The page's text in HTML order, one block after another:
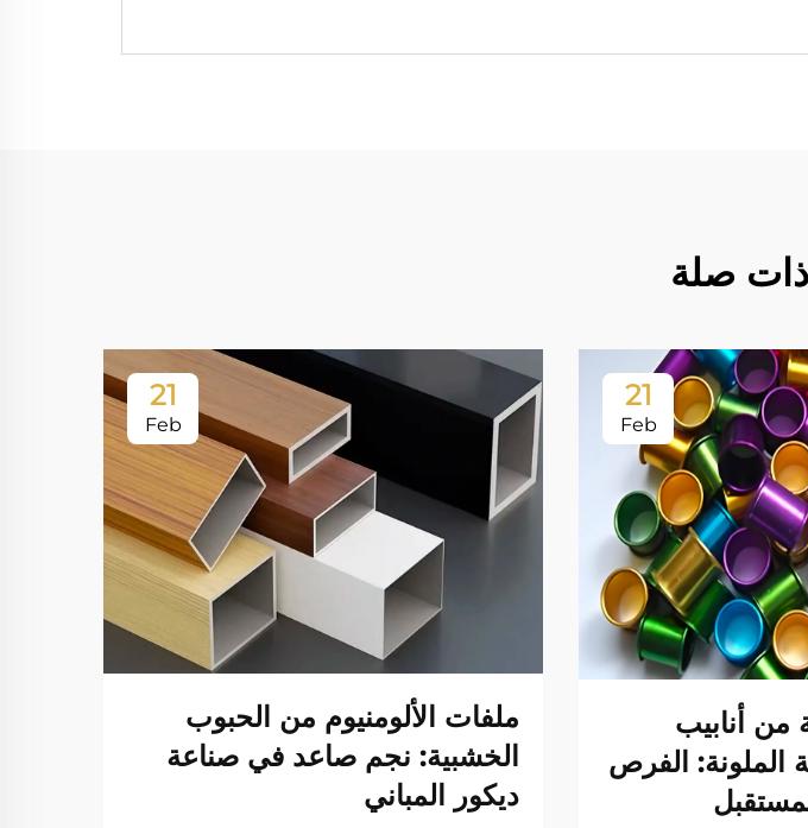
صلة
21
Feb
من أنابيب
الملونة: الفرص
21
Feb
ملفات الألومنيوم من الحبوب
الخشبية: نجم صاعد في صناعة
ديكور المباني